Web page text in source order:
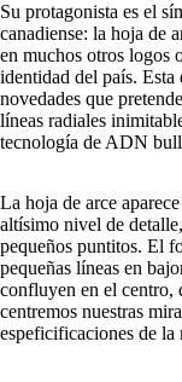
Su protagonista es el
canadiense: la hoja de
en muchos otros logos
identidad del país.
novedades que
líneas radiales
tecnología de ADN
La hoja de arce
altísimo nivel de
pequeños puntitos. El
pequeñas líneas en
confluyen en el centro,
centremos nuestras
espeficificaciones de la